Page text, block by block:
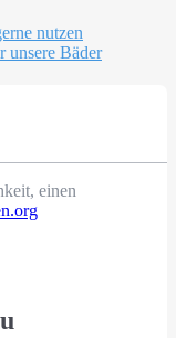
nutzen
unsere Bäder
einen